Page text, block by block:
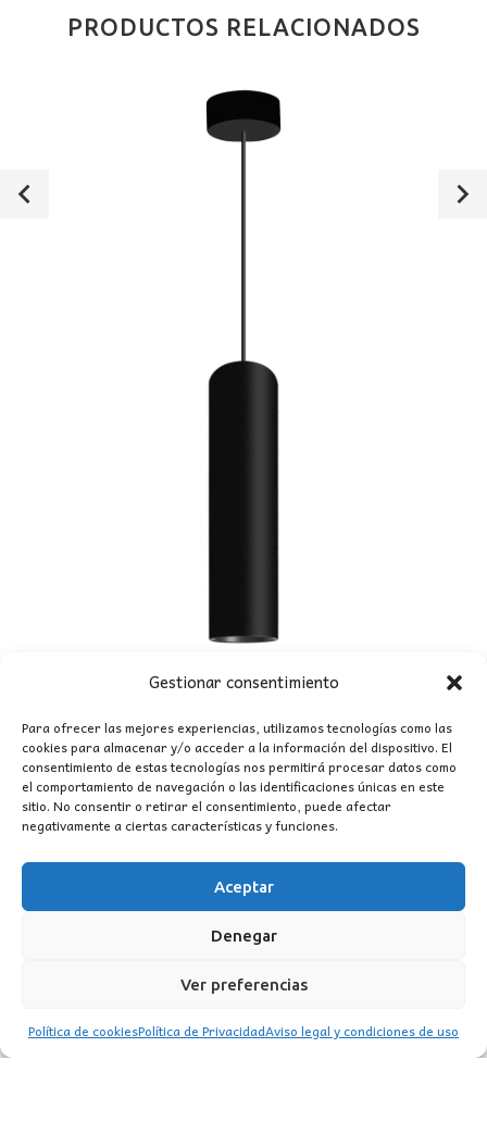
Gestionar consentimiento
Para ofrecer las mejores experiencias, utilizamos tecnologías como las
cookies para almacenar y/o acceder a la información del dispositivo. El
consentimiento de estas tecnologías nos permitirá procesar datos como
el comportamiento de navegación o las identificaciones únicas en este
sitio. No consentir o retirar el consentimiento, puede afectar
negativamente a ciertas características y funciones.
Aceptar
Denegar
Ver preferencias
Política de cookiesPolítica de PrivacidadAviso legal y condiciones de uso
PRODUCTOS RELACIONADOS
24,80€